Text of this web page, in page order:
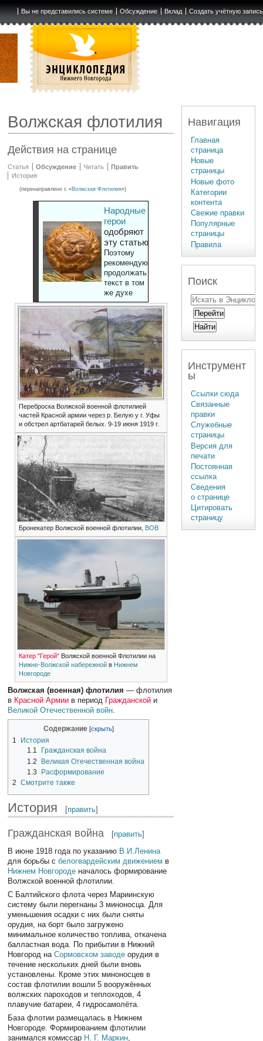
Вы не представились системе Обсуждение Вклад Создать учётную запись
Волжская флотилия
Действия на странице
Статья Обсуждение Читать
Править
История
(перенаправлено с «Волжская Флотилия»)
Народные
герои
одобряют
эту статью
Поэтому
рекомендуют
продолжать
текст в том
же духе
Переброска Волжской военной флотилией
частей Красной армии через р. Белую у г. Уфы
и обстрел артбатарей белых. 9-19 июня 1919 г.
Бронекатер Волжской военной флотилии, ВОВ
Катер "Герой"Волжской военной Флотилии на
Нижне-Волжской набережнойв Нижнем
Новгороде
Волжская (военная) флотилия — флотилия
в Красной Армии в период Гражданской и
Великой Отечественной войн.
Содержание
1
История
1.1
Гражданская война
1.2
Великая Отечественная война
1.3
Расформирование
2
Смотрите также
История [править]
Гражданская война [править]
В июне 1918 года по указанию В.И.Ленина
для борьбы сбелогвардейским движением в
Нижнем Новгороде началось формирование
Волжской военной флотилии.
С Балтийского флота через Мариинскую
систему были перегнаны 3 миноносца. Для
уменьшения осадки с них были сняты
орудия, на борт было загружено
минимальное количество топлива, откачена
балластная вода. По прибытии в Нижний
Новгород наСормовском заводе орудия в
течение нескольких дней были вновь
установлены. Кроме этих миноносцев в
состав флотилии вошли 5 вооружённых
волжских пароходов и теплоходов, 4
плавучие батареи, 4 гидросамолёта.
База флотии размещалась в Нижнем
Новгороде. Формированием флотилии
занимался комиссар Н. Г. Маркин,
Навигация
Главная
страница
Новые
страницы
Новые фото
Категории
контента
Свежие правки
Популярные
страницы
Правила
Поиск
Инструмент
ы
Ссылки сюда
Связанные
правки
Служебные
страницы
Версия для
печати
Постоянная
ссылка
Сведения
о странице
Цитировать
страницу